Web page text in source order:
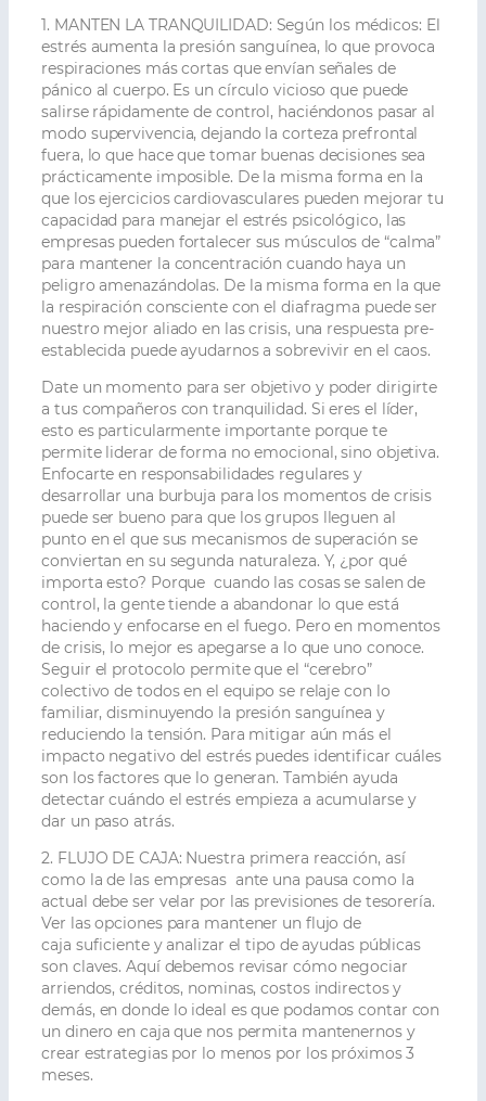
1. MANTEN LA TRANQUILIDAD: Según los médicos: El
estrés aumenta la presión sanguínea, lo que provoca
respiraciones más cortas que envían señales de
pánico al cuerpo. Es un círculo vicioso que puede
salirse rápidamente de control, haciéndonos pasar al
modo supervivencia, dejando la corteza prefrontal
fuera, lo que hace que tomar buenas decisiones sea
prácticamente imposible. De la misma forma en la
que los ejercicios cardiovasculares pueden mejorar tu
capacidad para manejar el estrés psicológico, las
empresas pueden fortalecer sus músculos de “calma”
para mantener la concentración cuando haya un
peligro amenazándolas. De la misma forma en la que
la respiración consciente con el diafragma puede ser
nuestro mejor aliado en las crisis, una respuesta pre-
establecida puede ayudarnos a sobrevivir en el caos.
Date un momento para ser objetivo y poder dirigirte
a tus compañeros con tranquilidad. Si eres el líder,
esto es particularmente importante porque te
permite liderar de forma no emocional, sino objetiva.
Enfocarte en responsabilidades regulares y
desarrollar una burbuja para los momentos de crisis
puede ser bueno para que los grupos lleguen al
punto en el que sus mecanismos de superación se
conviertan en su segunda naturaleza. Y, ¿por qué
importa esto? Porque cuando las cosas se salen de
control, la gente tiende a abandonar lo que está
haciendo y enfocarse en el fuego. Pero en momentos
de crisis, lo mejor es apegarse a lo que uno conoce.
Seguir el protocolo permite que el “cerebro”
colectivo de todos en el equipo se relaje con lo
familiar, disminuyendo la presión sanguínea y
reduciendo la tensión. Para mitigar aún más el
impacto negativo del estrés puedes identificar cuáles
son los factores que lo generan. También ayuda
detectar cuándo el estrés empieza a acumularse y
dar un paso atrás.
2. FLUJO DE CAJA: Nuestra primera reacción, así
como la de las empresas ante una pausa como la
actual debe ser velar por las previsiones de tesorería.
Ver las opciones para mantener un flujo de
caja suficiente y analizar el tipo de ayudas públicas
son claves. Aquí debemos revisar cómo negociar
arriendos, créditos, nominas, costos indirectos y
demás, en donde lo ideal es que podamos contar con
un dinero en caja que nos permita mantenernos y
crear estrategias por lo menos por los próximos 3
meses.